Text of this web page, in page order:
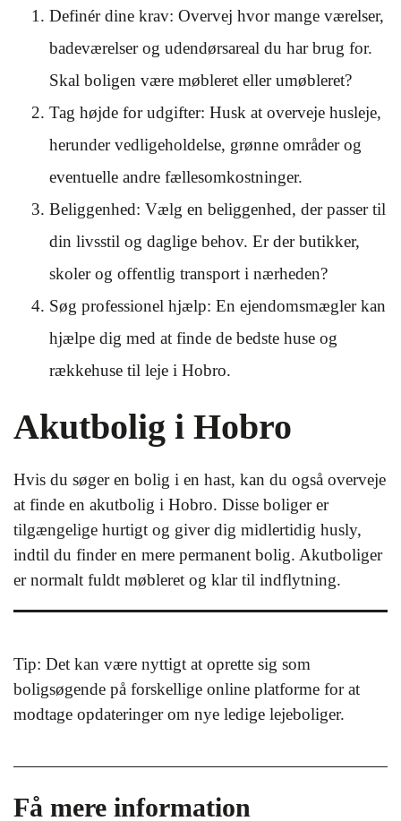
Definér dine krav: Overvej hvor mange værelser,
badeværelser og udendørsareal du har brug for.
Skal boligen være møbleret eller umøbleret?
Tag højde for udgifter: Husk at overveje husleje,
herunder vedligeholdelse, grønne områder og
eventuelle andre fællesomkostninger.
Beliggenhed: Vælg en beliggenhed, der passer til
din livsstil og daglige behov. Er der butikker,
skoler og offentlig transport i nærheden?
Søg professionel hjælp: En ejendomsmægler kan
hjælpe dig med at finde de bedste huse og
rækkehuse til leje i Hobro.
Akutbolig i Hobro
Hvis du søger en bolig i en hast, kan du også overveje
at finde en akutbolig i Hobro. Disse boliger er
tilgængelige hurtigt og giver dig midlertidig husly,
indtil du finder en mere permanent bolig. Akutboliger
er normalt fuldt møbleret og klar til indflytning.
Tip: Det kan være nyttigt at oprette sig som
boligsøgende på forskellige online platforme for at
modtage opdateringer om nye ledige lejeboliger.
Få mere information